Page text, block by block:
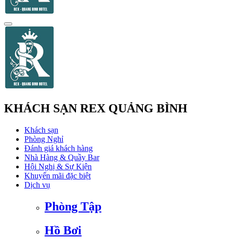
KHÁCH SẠN REX QUẢNG BÌNH
Khách sạn
Phòng Nghỉ
Đánh giá khách hàng
Nhà Hàng & Quầy Bar
Hội Nghị & Sự Kiện
Khuyến mãi đặc biệt
Dịch vụ
Phòng Tập
Hồ Bơi